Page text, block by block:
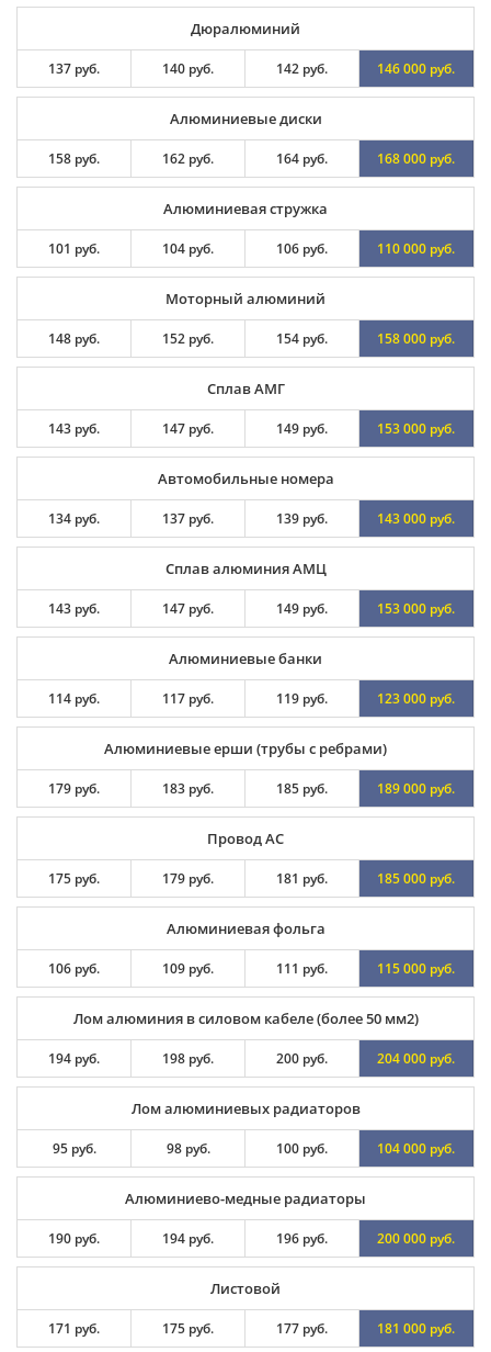
Дюралюминий
137 руб. 140 руб. 142 руб. 146 000 руб.
Алюминиевые диски
158 руб. 162 руб. 164 руб. 168 000 руб.
Алюминиевая стружка
101 руб. 104 руб. 106 руб. 110 000 руб.
Моторный алюминий
148 руб. 152 руб. 154 руб. 158 000 руб.
Сплав АМГ
143 руб. 147 руб. 149 руб. 153 000 руб.
Автомобильные номера
134 руб. 137 руб. 139 руб. 143 000 руб.
Сплав алюминия АМЦ
143 руб. 147 руб. 149 руб. 153 000 руб.
Алюминиевые банки
114 руб. 117 руб. 119 руб. 123 000 руб.
Алюминиевые ерши (трубы с ребрами)
179 руб. 183 руб. 185 руб. 189 000 руб.
Провод АС
175 руб. 179 руб. 181 руб. 185 000 руб.
Алюминиевая фольга
106 руб. 109 руб. 111 руб. 115 000 руб.
Лом алюминия в силовом кабеле (более 50 мм2)
194 руб. 198 руб. 200 руб. 204 000 руб.
Лом алюминиевых радиаторов
95 руб. 98 руб. 100 руб. 104 000 руб.
Алюминиево-медные радиаторы
190 руб. 194 руб. 196 руб. 200 000 руб.
Листовой
171 руб. 175 руб. 177 руб. 181 000 руб.